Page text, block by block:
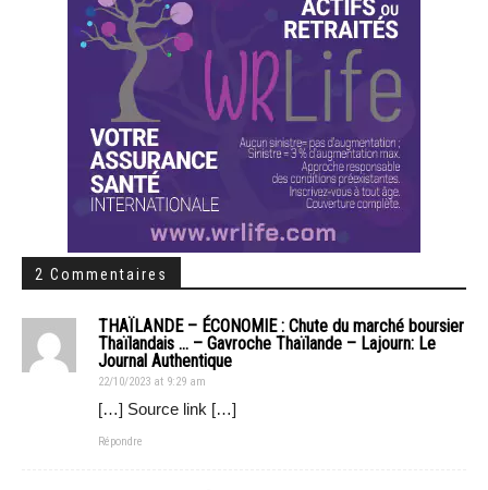
2 Commentaires
THAÏLANDE – ÉCONOMIE : Chute du marché boursier
Thaïlandais … – Gavroche Thaïlande – Lajourn: Le
Journal Authentique
22/10/2023 at 9:29 am
[…] Source link […]
Répondre